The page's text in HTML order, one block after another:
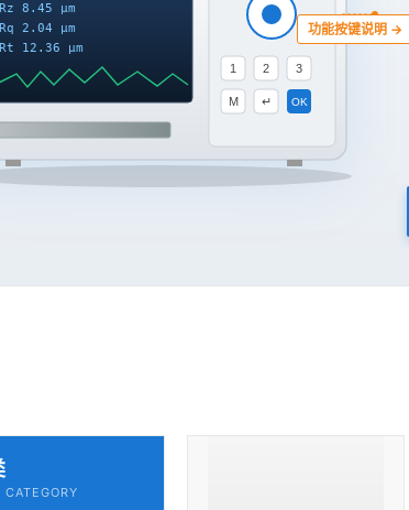
Rz 8.45 μm
Rq 2.04 μm
Rt 12.36 μm
1 2 3
M ↵ OK
功能按键说明 →
CATEGORY